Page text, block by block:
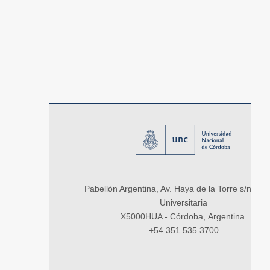
Pabellón Argentina, Av. Haya de la Torre s/n,
Universitaria
X5000HUA - Córdoba, Argentina.
+54 351 535 3700